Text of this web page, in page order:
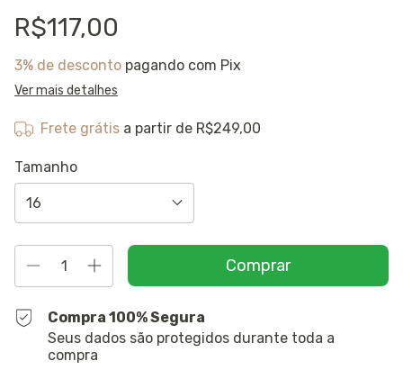
R$117,00
3% de desconto pagando com Pix
Ver mais detalhes
Frete grátis a partir de R$249,00
Tamanho
Compra 100% Segura
Seus dados são protegidos durante toda a
compra